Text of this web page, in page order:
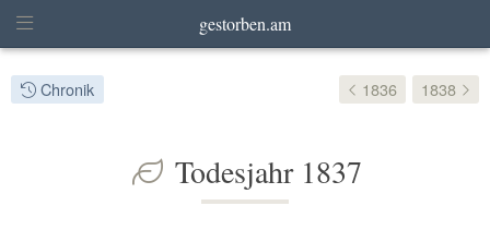
gestorben.am
Chronik 1836 1838
Todesjahr 1837